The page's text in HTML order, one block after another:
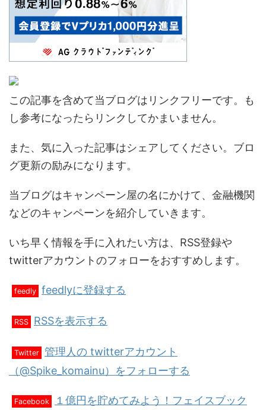
この記事を含めて当ブログはリンクフリーです。も
し参考になったらリンクしてかまいません。
また、気に入った記事はシェアしてください。ブロ
グ更新の励みになります。
当ブログはキャンペーン屋の名にかけて、金融機関
などのキャンペーンを紹介していきます。
いち早く情報を手に入れたい方は、RSS登録や
twitterアカウントのフォローをおすすめします。
feedly feedlyに登録する
RSS RSSを表示する
Twitter 管理人の twitterアカウント
（@Spike_komainu）をフォローする
Facebook １億円を貯めてみよう！フェイスブック